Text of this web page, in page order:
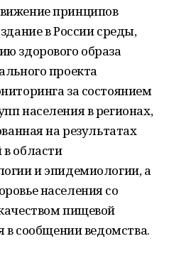
принципов
в России среды,
здорового образа
проекта
за состоянием
населения в регионах,
на результатах
области
и эпидемиологии, а
населения со
пищевой
в сообщении ведомства.